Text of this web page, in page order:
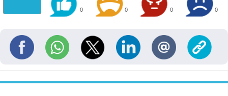
0 0 0 0